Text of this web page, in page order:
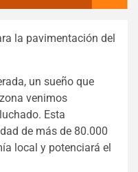
la pavimentación del
un sueño que
venimos
Esta
de más de 80.000
local y potenciará el